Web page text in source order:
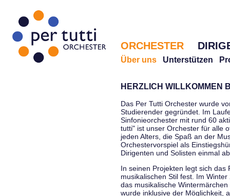
ORCHESTER
Über uns Unterstützen
HERZLICH WILLKOMMEN
Das Per Tutti Orchester wurde
Studierender gegründet. Im
Sinfonieorchester mit rund 60
tutti" ist unser Orchester für alle
jeden Alters, die Spaß an der
Orchestervorspiel als
Dirigenten und Solisten einmal
In seinen Projekten legt sich das
musikalischen Stil fest. Im
das musikalische
wurde inklusive der Möglichkeit,